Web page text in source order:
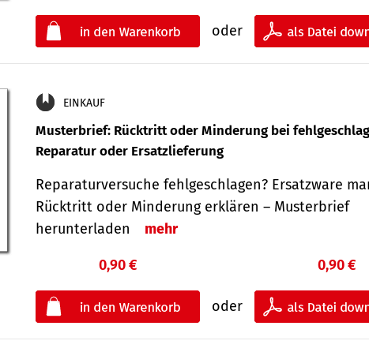
oder
EINKAUF
Musterbrief: Rücktritt oder Minderung bei
Reparatur oder Ersatzlieferung
Reparaturversuche fehlgeschlagen? Ersatzware
Rücktritt oder Minderung erklären – Musterbrief
herunterladen
mehr
0,90 €
oder
0,90 €